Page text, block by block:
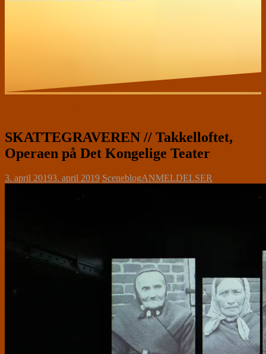
SKATTEGRAVEREN // Takkelloftet,
Operaen på Det Kongelige Teater
3. april 20193. april 2019 SceneblogANMELDELSER